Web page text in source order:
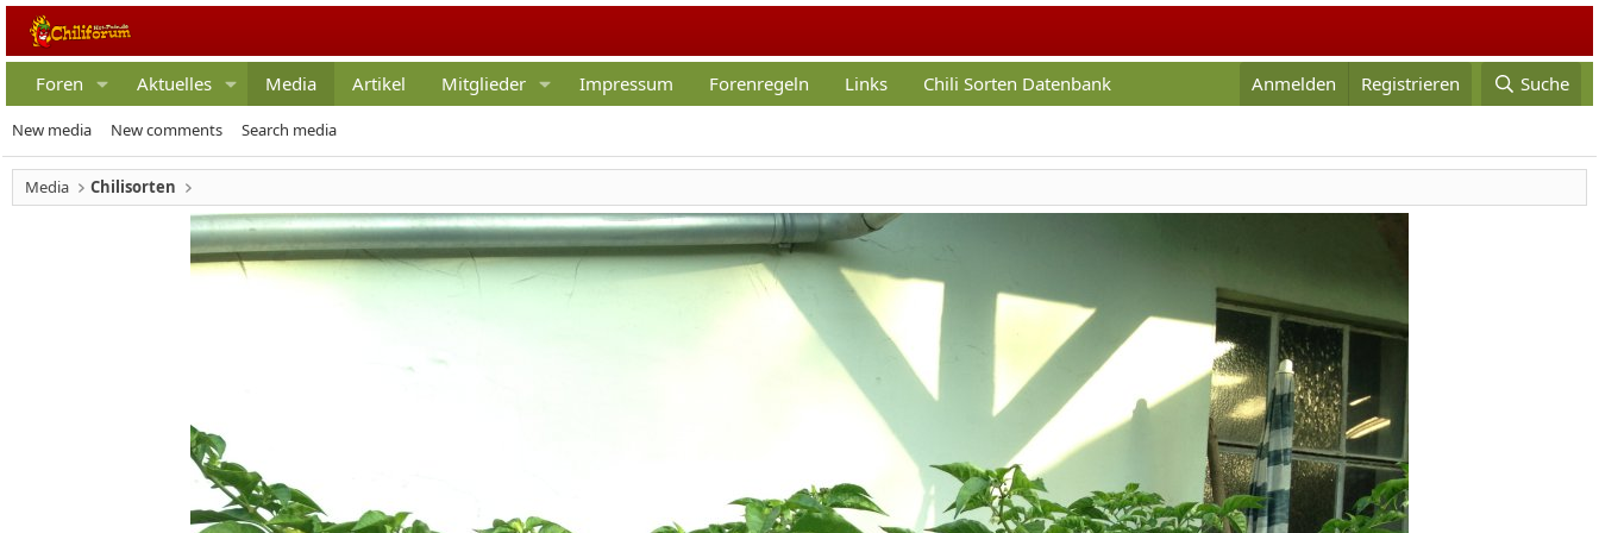
Foren Aktuelles Media Artikel Mitglieder Impressum Forenregeln Links Chili Sorten Datenbank Anmelden Registrieren Suche
New media New comments Search media
Media Chilisorten